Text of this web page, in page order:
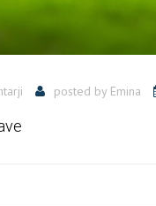
posted by Emina